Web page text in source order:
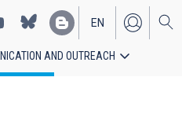
EN
ES
AND OUTREACH